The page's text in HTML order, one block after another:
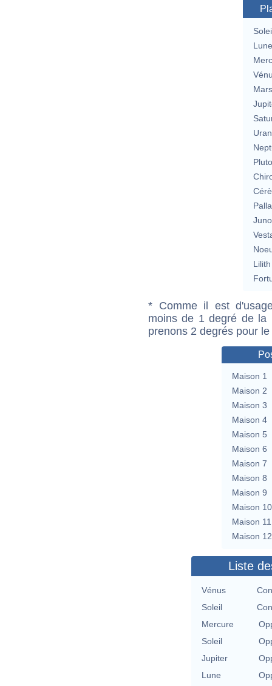
Lune
Mars
Lilith
* Comme il est
moins de 1 degré de la
prenons 2 degrés pour
Maison 1
Maison 2
Maison 3
Maison 4
Maison 5
Maison 6
Maison 7
Maison 8
Maison 9
Maison 10
Maison 11
Maison 12
Liste
Vénus
Soleil
Mercure
Soleil
Jupiter
Lune